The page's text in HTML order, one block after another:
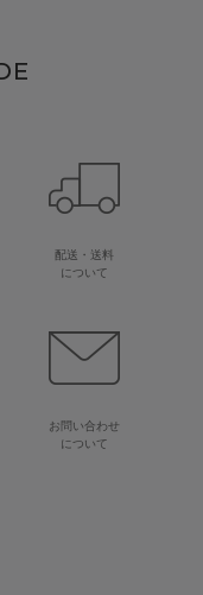
配送・送料
について
お問い合わせ
について